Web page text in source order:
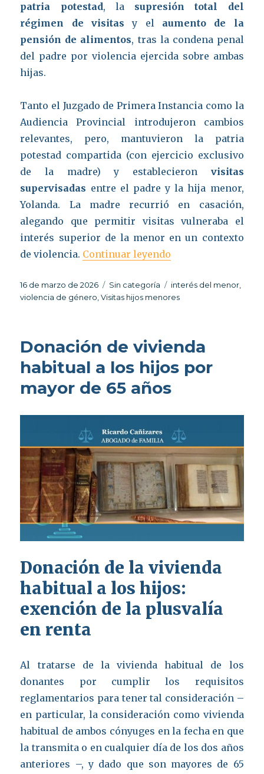
patria potestad, la supresión total del
régimen de visitas y el aumento de la
pensión de alimentos, tras la condena penal
del padre por violencia ejercida sobre ambas
hijas.
Tanto el Juzgado de Primera Instancia como la
Audiencia Provincial introdujeron cambios
relevantes, pero, mantuvieron la patria
potestad compartida (con ejercicio exclusivo
de la madre) y establecieron visitas
supervisadas entre el padre y la hija menor,
Yolanda. La madre recurrió en casación,
alegando que permitir visitas vulneraba el
interés superior de la menor en un contexto
de violencia. Continuar leyendo
Publicado
el
16 de marzo de 2026 Categorías
Sin categoría Etiquetas
interés del menor
violencia de género ,Visitas hijos menores
Donación de vivienda
habitual a los hijos por
mayor de 65 años
Donación de la vivienda
habitual a los hijos:
exención de la plusvalía
en renta
Al tratarse de la vivienda habitual de los
donantes por cumplir los requisitos
reglamentarios para tener tal consideración –
en particular, la consideración como vivienda
habitual de ambos cónyuges en la fecha en que
la transmita o en cualquier día de los dos años
anteriores –, y dado que son mayores de 65